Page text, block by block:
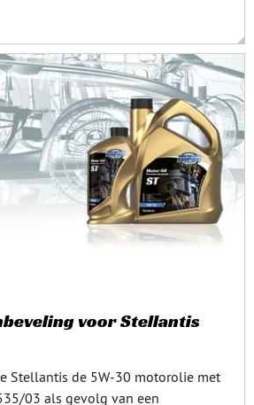
voor Stellantis
Stellantis de 5W-30 motorolie met
03 als gevolg van een